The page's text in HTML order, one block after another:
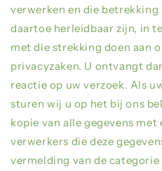
verwerken en die
daartoe herleidbaar zijn, in
met die strekking doen aan
privacyzaken. U ontvangt
reactie op uw verzoek. Als
sturen wij u op het bij ons
kopie van alle gegevens met
verwerkers die deze
vermelding van de